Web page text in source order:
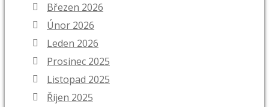
Březen 2026
Únor 2026
Leden 2026
Prosinec 2025
Listopad 2025
Říjen 2025